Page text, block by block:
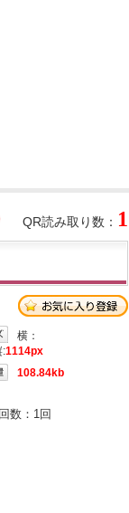
QR読み取り数： 1
横：
:1114px
108.84kb
数： 1回